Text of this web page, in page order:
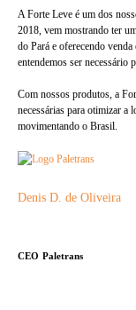
A Forte Leve é um dos
2018, vem mostrando ter
do Pará e oferecendo
entendemos ser necessário
Com nossos produtos, a
necessárias para otimizar a
movimentando o Brasil.
Denis D. de Oliveira
CEO Paletrans